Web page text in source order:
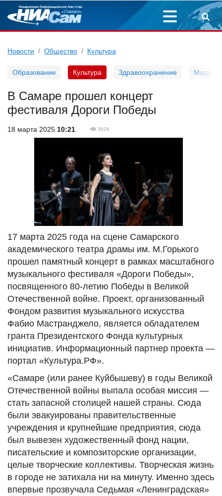
Новости Общество Культура
Образование Культура Здравоохранение Мода
В Самаре прошел концерт
фестиваля Дороги Победы
18 марта 2025 10:21 3626
17 марта 2025 года на сцене Самарского
академического театра драмы им. М.Горького
прошел памятный концерт в рамках масштабного
музыкального фестиваля «Дороги Победы»,
посвященного 80-летию Победы в Великой
Отечественной войне. Проект, организованный
Фондом развития музыкального искусства
Фабио Мастранджело, является обладателем
гранта Президентского Фонда культурных
инициатив. Информационный партнер проекта —
портал «Культура.РФ».
«Самаре (или ранее Куйбышеву) в годы Великой
Отечественной войны выпала особая миссия —
стать запасной столицей нашей страны. Сюда
были эвакуированы правительственные
учреждения и крупнейшие предприятия, сюда
был вывезен художественный фонд нации,
писательские и композиторские организации,
целые творческие коллективы. Творческая жизнь
в городе не затихала ни на минуту. Именно здесь
впервые прозвучала Седьмая «Ленинградская»